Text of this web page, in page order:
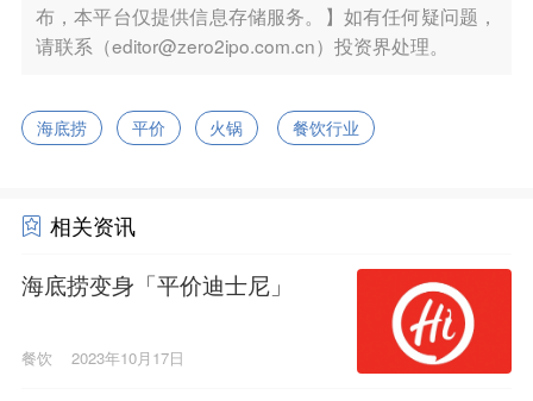
布，本平台仅提供信息存储服务。】如有任何疑问题，
请联系（editor@zero2ipo.com.cn）投资界处理。
海底捞 平价 火锅 餐饮行业
相关资讯
海底捞变身「平价迪士尼」
餐饮 2023年10月17日